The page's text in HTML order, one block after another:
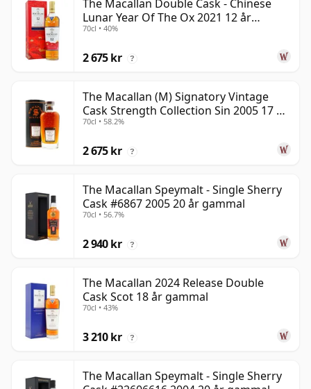
The Macallan Double Cask - Chinese
Lunar Year Of The Ox 2021 12 år
gammal
70cl • 40%
2 675 kr ?
The Macallan (M) Signatory Vintage
Cask Strength Collection Sin 2005 17 år
gammal
70cl • 58.2%
2 675 kr ?
The Macallan Speymalt - Single Sherry
Cask #6867 2005 20 år gammal
70cl • 56.7%
2 940 kr ?
The Macallan 2024 Release Double
Cask Scot 18 år gammal
70cl • 43%
3 210 kr ?
The Macallan Speymalt - Single Sherry